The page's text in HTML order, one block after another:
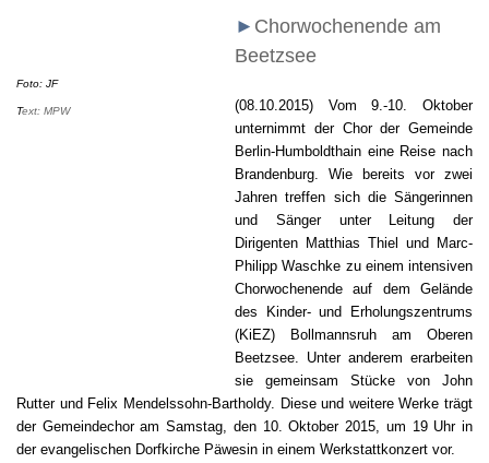
Foto: JF
Text: MPW
► Chorwochenende am
Beetzsee
(08.10.2015) Vom 9.-10. Oktober
unternimmt der Chor der Gemeinde
Berlin-Humboldthain eine Reise nach
Brandenburg. Wie bereits vor zwei
Jahren treffen sich die Sängerinnen
und Sänger unter Leitung der
Dirigenten Matthias Thiel und Marc-
Philipp Waschke zu einem intensiven
Chorwochenendeauf dem Gelände
des Kinder- und Erholungszentrums
(KiEZ) Bollmannsruh am Oberen
Beetzsee. Unter anderem erarbeiten
sie gemeinsam Stücke von John
Rutter und Felix Mendelssohn-Bartholdy. Diese und weitere Werke trägt
der Gemeindechoram Samstag, den 10. Oktober 2015, um 19 Uhrin
der evangelischen Dorfkirche Päwesin in einem Werkstattkonzert vor.